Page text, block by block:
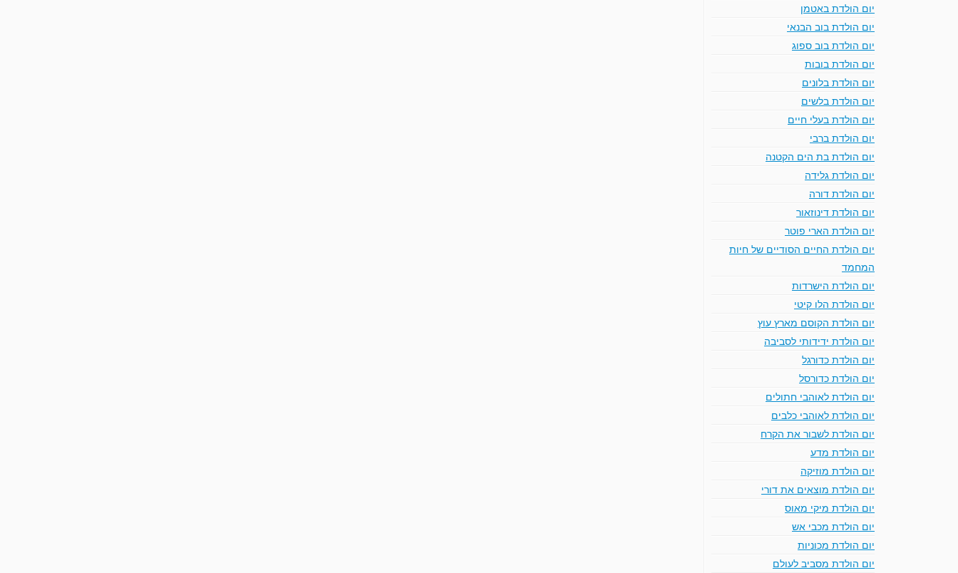
יום הולדת באטמן
יום הולדת בוב הבנאי
יום הולדת בוב ספוג
יום הולדת בובות
יום הולדת בלונים
יום הולדת בלשים
יום הולדת בעלי חיים
יום הולדת ברבי
יום הולדת בת הים הקטנה
יום הולדת גלידה
יום הולדת דורה
יום הולדת דינוזאור
יום הולדת הארי פוטר
יום הולדת החיים הסודיים של חיות
המחמד
יום הולדת הישרדות
יום הולדת הלו קיטי
יום הולדת הקוסם מארץ עוץ
יום הולדת ידידותי לסביבה
יום הולדת כדורגל
יום הולדת כדורסל
יום הולדת לאוהבי חתולים
יום הולדת לאוהבי כלבים
יום הולדת לשבור את הקרח
יום הולדת מדע
יום הולדת מוזיקה
יום הולדת מוצאים את דורי
יום הולדת מיקי מאוס
יום הולדת מכבי אש
יום הולדת מכוניות
יום הולדת מסביב לעולם